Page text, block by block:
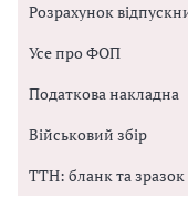
Розрахунок
Усе про ФОП
Податкова накладна
Військовий збір
ТТН: бланк та зразок